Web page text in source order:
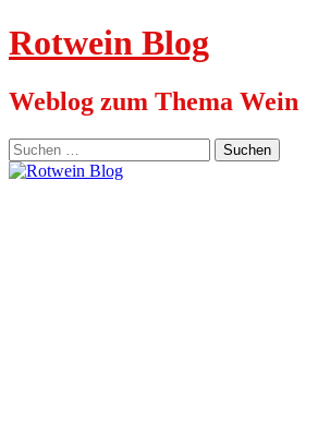
Rotwein Blog
Weblog zum Thema Wein
Suchen
nach: